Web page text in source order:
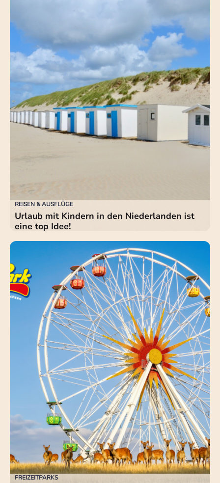
REISEN & AUSFLÜGE
Urlaub mit Kindern in den Niederlanden ist
eine top Idee!
FREIZEITPARKS